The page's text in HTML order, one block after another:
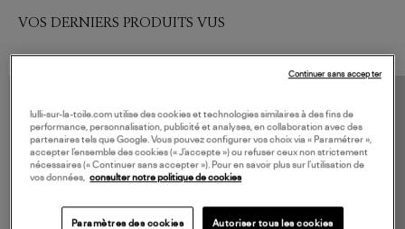
VOS DERNIERS PRODUITS VUS
lulli-sur-la-toile.com utilise des cookies et technologies similaires à des fins de
performance, personnalisation, publicité et analyses, en collaboration avec des
partenaires tels que Google. Vous pouvez configurer vos choix via « Paramétrer »,
accepter l’ensemble des cookies (« J’accepte ») ou refuser ceux non strictement
nécessaires (« Continuer sans accepter »). Pour en savoir plus sur l’utilisation de
vos données, consulter notre politique de cookies
Paramètres des cookies Autoriser tous les cookies
Continuer sans accepter